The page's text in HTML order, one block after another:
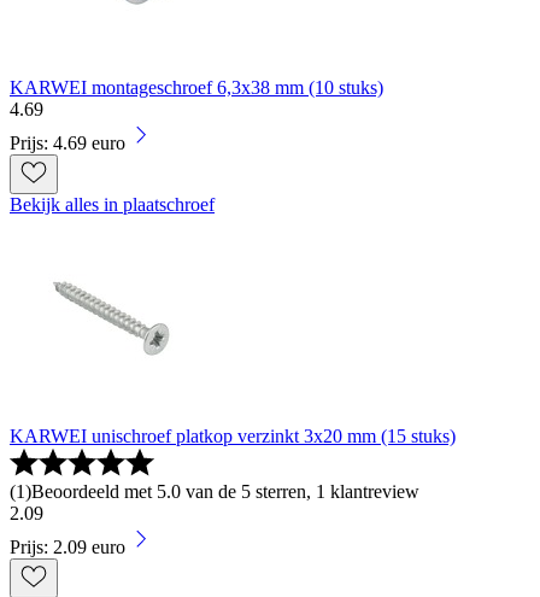
KARWEI montageschroef 6,3x38 mm (10 stuks)
4.69
Prijs: 4.69 euro
Bekijk alles in plaatschroef
KARWEI unischroef platkop verzinkt 3x20 mm (15 stuks)
(1)Beoordeeld met 5.0 van de 5 sterren, 1 klantreview
2.09
Prijs: 2.09 euro